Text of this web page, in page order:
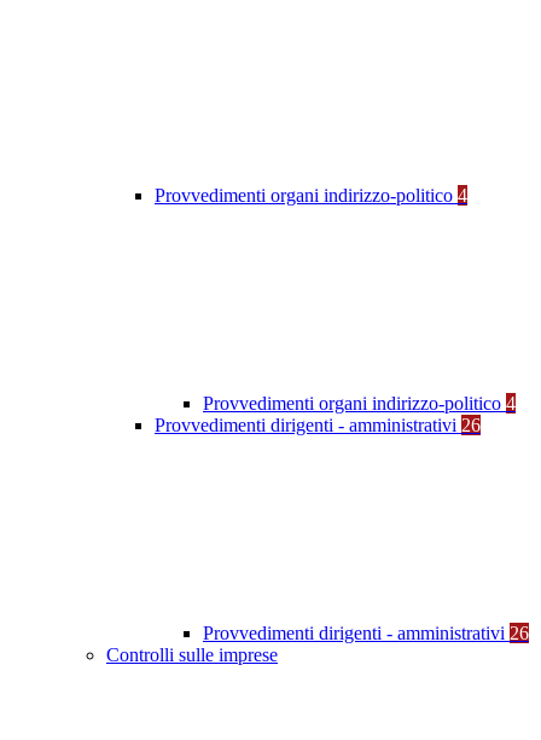
Provvedimenti organi indirizzo-politico 4
Provvedimenti organi indirizzo-politico 4
Provvedimenti dirigenti - amministrativi 26
Provvedimenti dirigenti - amministrativi 26
Controlli sulle imprese